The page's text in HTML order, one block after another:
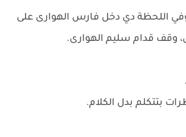
اللحظة دي دخل فارس الهوارى على
وقف قدام سليم الهوارى.
بتتكلم بدل الكلام.